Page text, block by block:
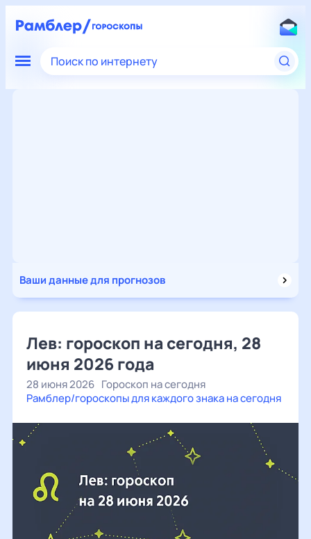
Поиск по интернету
Ваши данные для прогнозов
Лев: гороскоп на сегодня, 28
июня 2026 года
28 июня 2026 Гороскоп на сегодня
Рамблер/гороскопы для каждого знака на сегодня